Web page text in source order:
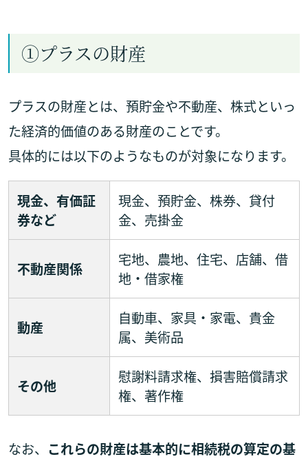
①プラスの財産
プラスの財産とは、預貯金や不動産、株式といっ
た経済的価値のある財産のことです。
具体的には以下のようなものが対象になります。
現金、有価証
券など
現金、預貯金、株券、貸付
金、売掛金
不動産関係
宅地、農地、住宅、店舗、借
地・借家権
動産
自動車、家具・家電、貴金
属、美術品
その他
慰謝料請求権、損害賠償請求
権、著作権
なお、 これらの財産は基本的に相続税の算定の基